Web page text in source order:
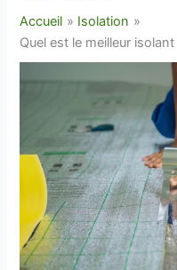
Accueil
Isolation
Quel est le meilleur